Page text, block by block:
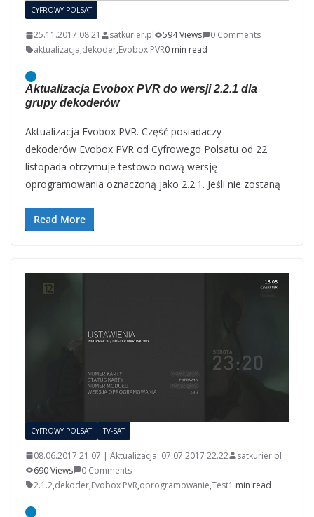
CYFROWY POLSAT
25.11.2017 08.21 satkurier.pl 594 Views
0 Comments
aktualizacja,dekoder,Evobox PVR0 min read
Aktualizacja Evobox PVR do wersji 2.2.1 dla
grupy dekoderów
Aktualizacja Evobox PVR. Część posiadaczy
dekoderów Evobox PVR od Cyfrowego Polsatu od 22
listopada otrzymuje testowo nową wersję
oprogramowania oznaczoną jako 2.2.1. Jeśli nie zostaną
Read More
CYFROWY POLSAT TV-SAT
08.06.2017 21.07 | Aktualizacja: 07.07.2017 22.22
satkurier.pl
690 Views
0 Comments
2.1.2,dekoder,Evobox PVR,oprogramowanie,Test1 min read